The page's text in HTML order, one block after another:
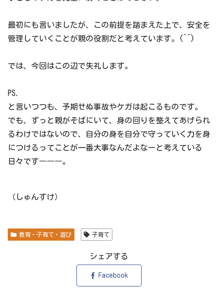
最初にも言いましたが、この前提を踏まえた上で、安全を
管理していくことが親の役割だと考えています。(^^)
では、今回はこの辺で失礼します。
PS.
と言いつつも、予期せぬ事故やケガは起こるものです。
でも、ずっと親がそばにいて、身の回りを整えてあげられ
るわけではないので、自分の身を自分で守っていく力を身
につけるってことが一番大事なんだよなーと考えている
日々です―――。
（しゅんすけ）
教育・子育て・遊び 子育て
シェアする
Facebook